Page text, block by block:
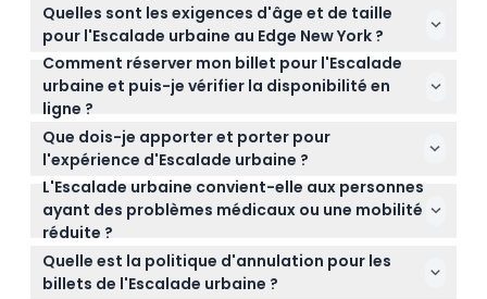
Quelles sont les exigences d'âge et de taille
pour l'Escalade urbaine au Edge New York ?
Les participants doivent avoir au moins 13 ans, les
personnes âgées de 13 à 17 ans doivent être
accompagnées d'un adulte de 18 ans ou plus. La
taille doit être comprise entre 1,5 mètre (4,9 pieds)
et 2,0 mètres (6,7 pieds) pour participer à
l'escalade.
Comment réserver mon billet pour l'Escalade
urbaine et puis-je vérifier la disponibilité en
ligne ?
Vous pouvez facilement réserver votre billet pour
l'Escalade urbaine en ligne ici même sur ce site.
Pendant la réservation, vous pouvez vérifier la
disponibilité en temps réel pour la date et l'heure
de votre choix.
Que dois-je apporter et porter pour
l'expérience d'Escalade urbaine ?
Portez des vêtements et des chaussures
confortables et adaptés à l'escalade. L'équipement
de sécurité et une combinaison d'escalade sont
fournis, mais la nourriture et les boissons
extérieures ne sont pas autorisées sur place.
L'Escalade urbaine convient-elle aux personnes
ayant des problèmes médicaux ou une mobilité
réduite ?
Cette escalade n'est pas recommandée pour les
personnes ayant des problèmes médicaux comme
Quelle est la politique d'annulation pour les
billets de l'Escalade urbaine ?